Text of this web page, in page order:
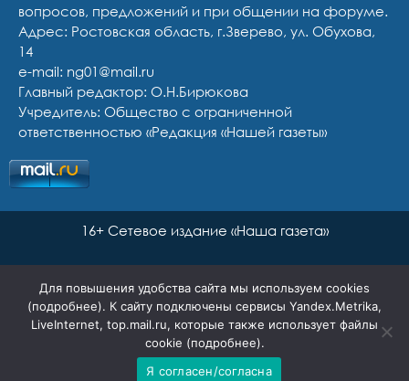
вопросов, предложений и при общении на форуме.
Адрес: Ростовская область, г.Зверево, ул. Обухова,
14
e-mail: ng01@mail.ru
Главный редактор: О.Н.Бирюкова
Учредитель: Общество с ограниченной
ответственностью «Редакция «Нашей газеты»
16+ Сетевое издание «Наша газета»
Сайт разработан Ян Маар
Для повышения удобства сайта мы используем cookies
(подробнее). К сайту подключены сервисы Yandex.Metrika,
LiveInternet, top.mail.ru, которые также использует файлы
cookie (подробнее).
Я согласен/согласна